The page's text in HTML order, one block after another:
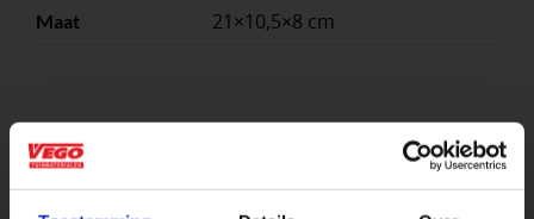
Maat 21×10,5×8 cm